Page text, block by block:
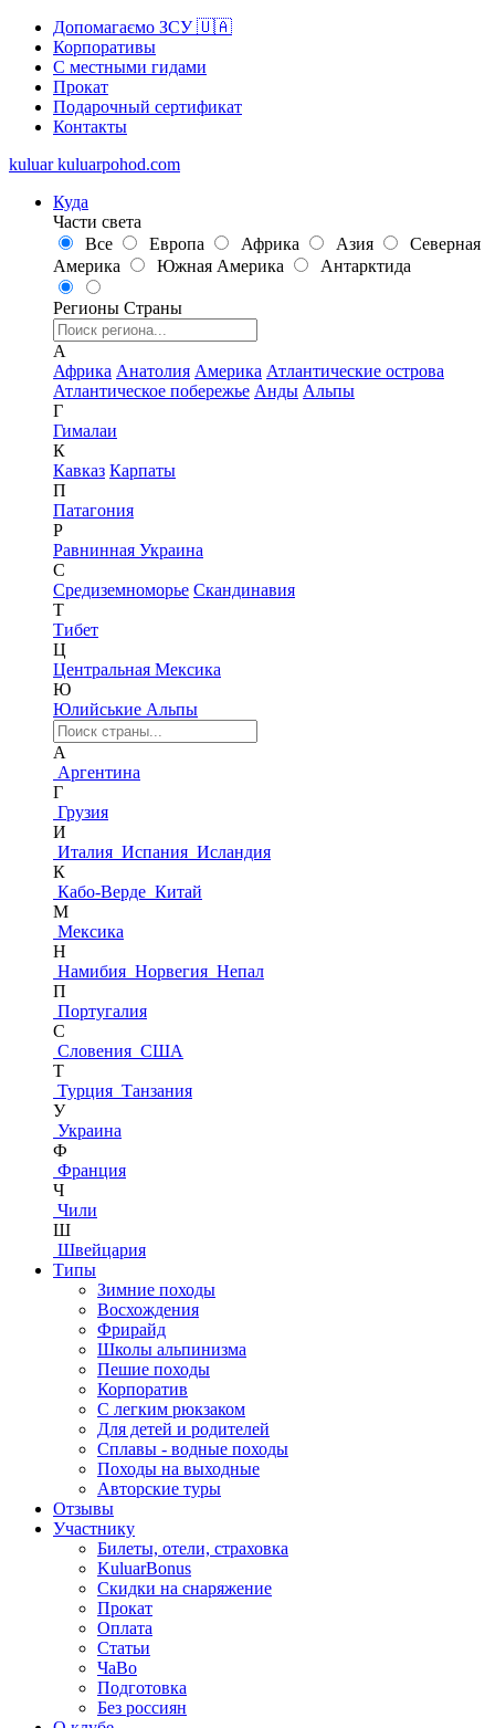
Допомагаємо ЗСУ 🇺🇦
Корпоративы
С местными гидами
Прокат
Подарочный сертификат
Контакты
kuluar kuluarpohod.com
Куда
Части света
Все
Европа Африка Азия
Северная
Америка
Южная Америка Антарктида
Регионы Страны
А
Африка Анатолия Америка Атлантические острова
Атлантическое побережье Анды Альпы
Г
Гималаи
К
Кавказ Карпаты
П
Патагония
Р
Равнинная Украина
С
Средиземноморье Скандинавия
Т
Тибет
Ц
Центральная Мексика
Ю
Юлийськие Альпы
А
Аргентина
Г
Грузия
И
Италия Испания Исландия
К
Кабо-Верде Китай
М
Мексика
Н
Намибия Норвегия Непал
П
Португалия
С
Словения США
Т
Турция Танзания
У
Украина
Ф
Франция
Ч
Чили
Ш
Швейцария
Типы
Зимние походы
Восхождения
Фрирайд
Школы альпинизма
Пешие походы
Корпоратив
С легким рюкзаком
Для детей и родителей
Сплавы - водные походы
Походы на выходные
Авторские туры
Отзывы
Участнику
Билеты, отели, страховка
KuluarBonus
Скидки на снаряжение
Прокат
Оплата
Статьи
ЧаВо
Подготовка
Без россиян